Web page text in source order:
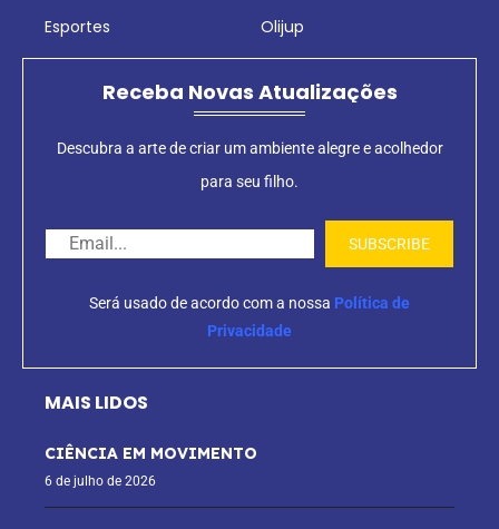
Esportes
Olijup
Receba Novas Atualizações
Descubra a arte de criar um ambiente alegre e acolhedor
para seu filho.
Será usado de acordo com a nossa Política de
Privacidade
MAIS LIDOS
CIÊNCIA EM MOVIMENTO
6 de julho de 2026